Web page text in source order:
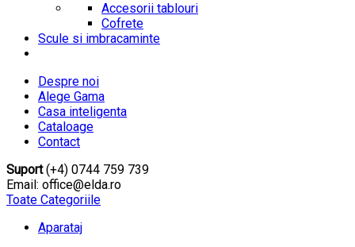
Accesorii tablouri
Cofrete
Scule si imbracaminte
Despre noi
Alege Gama
Casa inteligenta
Cataloage
Contact
Suport(+4) 0744 759 739
Email: office@elda.ro
Toate Categoriile
Aparataj